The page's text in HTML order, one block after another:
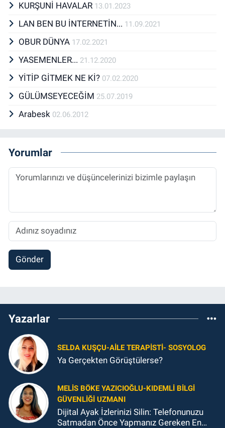
KURŞUNİ HAVALAR 13.01.2023
LAN BEN BU İNTERNETİN... 11.09.2021
OBUR DÜNYA 17.02.2021
YASEMENLER... 21.12.2020
YİTİP GİTMEK NE Kİ? 07.02.2020
GÜLÜMSEYECEĞİM 25.07.2019
Arabesk 02.06.2012
Yorumlar
Gönder
Yazarlar
SELDA KUŞÇU-AILE TERAPISTI- SOSYOLOG
Ya Gerçekten Görüştülerse?
MELIS BÖKE YAZICIOĞLU-KIDEMLI BILGI
GÜVENLIĞI UZMANI
Dijital Ayak İzlerinizi Silin: Telefonunuzu
Satmadan Önce Yapmanız Gereken En